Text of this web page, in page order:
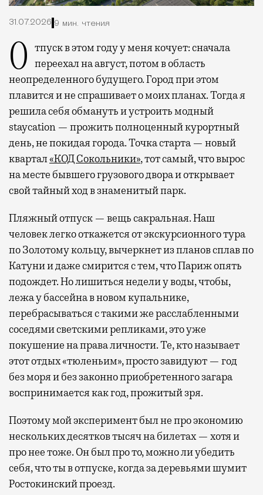
31.07.2026 9 мин. чтения
Отпуск в этом году у меня кочует: сначала переехал на август, потом в область
неопределенного будущего. Город при этом
плавится и не спрашивает о моих планах. Тогда я
решила себя обмануть и устроить модный
staycation — прожить полноценный курортный
день, не покидая города. Точка старта — новый
квартал«КОД Сокольники», тот самый, что вырос
на месте бывшего грузового двора и открывает
свой тайный ход в знаменитый парк.
Пляжный отпуск — вещь сакральная. Наш
человек легко откажется от экскурсионного тура
по Золотому кольцу, вычеркнет из планов сплав по
Катуни и даже смирится с тем, что Париж опять
подождет. Но лишиться недели у воды, чтобы,
лежа у бассейна в новом купальнике,
перебрасываться с такими же расслабленными
соседями светскими репликами, это уже
покушение на права личности. Те, кто называет
этот отдых «тюленьим», просто завидуют — год
без моря и без законно приобретенного загара
воспринимается как год, прожитый зря.
Поэтому мой эксперимент был не про экономию
нескольких десятков тысяч на билетах — хотя и
про нее тоже. Он был про то, можно ли убедить
себя, что ты в отпуске, когда за деревьями шумит
Ростокинский проезд.